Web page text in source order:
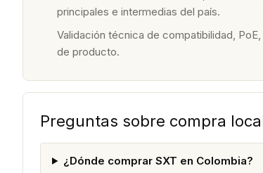
principales e intermedias del país.
Validación técnica de compatibilidad,
de producto.
Preguntas sobre compra
¿Dónde comprar SXT en Colombia?